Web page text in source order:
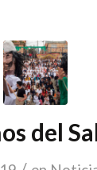
del